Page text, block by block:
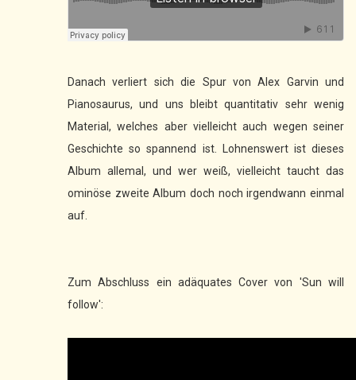
Danach verliert sich die Spur von Alex Garvin und
Pianosaurus, und uns bleibt quantitativ sehr wenig
Material, welches aber vielleicht auch wegen seiner
Geschichte so spannend ist. Lohnenswert ist dieses
Album allemal, und wer weiß, vielleicht taucht das
ominöse zweite Album doch noch irgendwann einmal
auf.
Zum Abschluss ein adäquates Cover von 'Sun will
follow':